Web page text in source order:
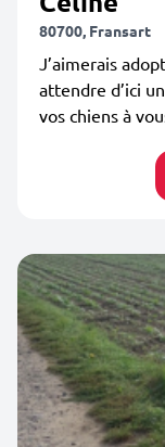
80700, Fransart
J’aimerais
attendre d’ici
vos chiens à